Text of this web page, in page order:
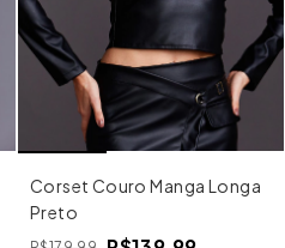
Corset Couro Manga Longa
Preto